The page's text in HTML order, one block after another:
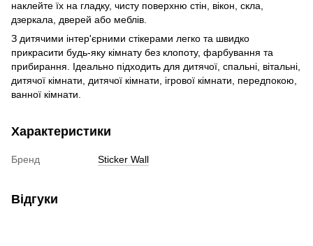
наклейте їх на гладку, чисту поверхню стін, вікон, скла,
дзеркала, дверей або меблів.
З дитячими інтер'єрними стікерами легко та швидко
прикрасити будь-яку кімнату без клопоту, фарбування та
прибирання. Ідеально підходить для дитячої, спальні, вітальні,
дитячої кімнати, дитячої кімнати, ігрової кімнати, передпокою,
ванної кімнати.
Характеристики
Бренд Sticker Wall
Відгуки